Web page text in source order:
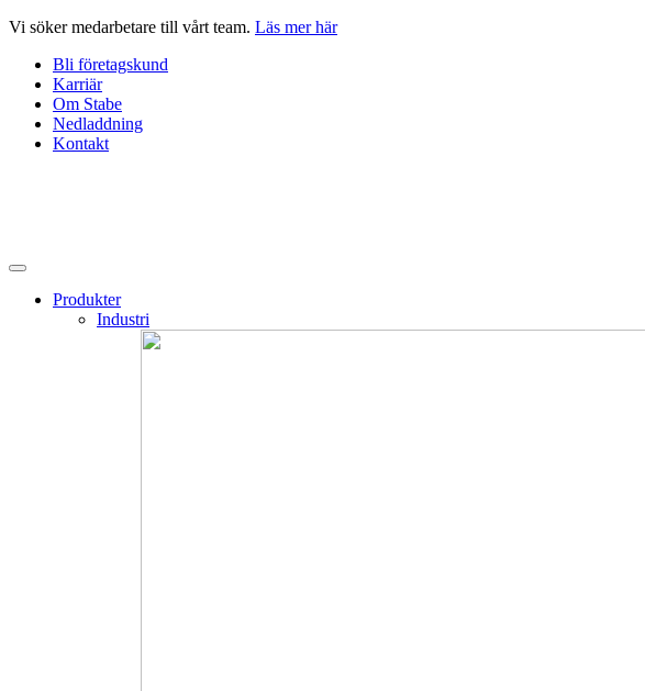
Hoppa
innehåll
Vi söker medarbetare till vårt team. Läs mer här
Bli företagskund
Karriär
Om Stabe
Nedladdning
Kontakt
Produkter
Industri